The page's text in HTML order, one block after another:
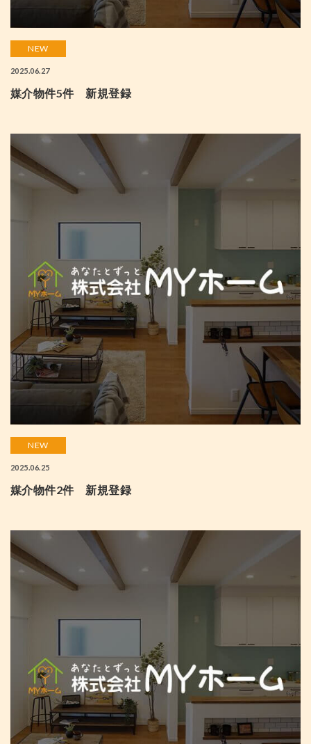
NEW
2025.06.27
媒介物件5件 新規登録
NEW
2025.06.25
媒介物件2件 新規登録